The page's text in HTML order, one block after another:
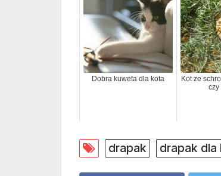
Dobra kuweta dla kota
Kot ze
czy
drapak drapak dla